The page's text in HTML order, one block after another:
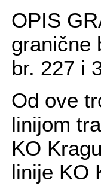
OPIS
granične
br. 227 i
Od ove
linijom
KO
linije KO